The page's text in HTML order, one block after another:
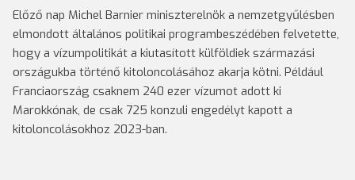
Előző nap Michel Barnier miniszterelnök a nemzetgyűlésben
elmondott általános politikai programbeszédében felvetette,
hogy a vízumpolitikát a kiutasított külföldiek származási
országukba történő kitoloncolásához akarja kötni. Például
Franciaország csaknem 240 ezer vízumot adott ki
Marokkónak, de csak 725 konzuli engedélyt kapott a
kitoloncolásokhoz 2023-ban.